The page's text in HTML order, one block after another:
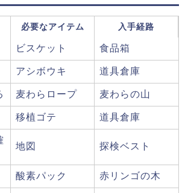
必要なアイテム 入手経路
ビスケット 食品箱
アシボウキ 道具倉庫
麦わらロープ 麦わらの山
移植ゴテ 道具倉庫
地図 探検ベスト
酸素パック 赤リンゴの木